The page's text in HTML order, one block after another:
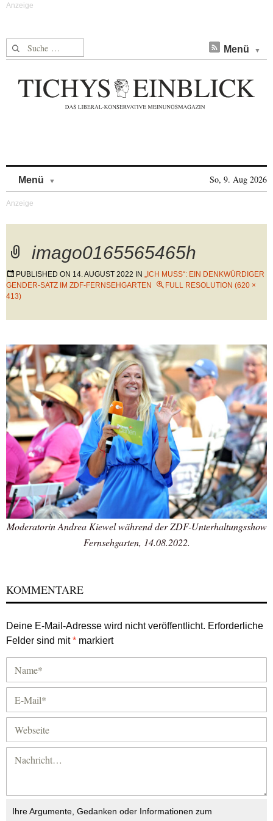
Suche nach: Menü
Menü So, 9. Aug 2026
imago0165565465h
PUBLISHED ON 14. AUGUST 2022 IN „ICH MUSS“: EIN DENKWÜRDIGER
GENDER-SATZ IM ZDF-FERNSEHGARTEN
FULL RESOLUTION (620 ×
413)
Moderatorin Andrea Kiewel während der ZDF-Unterhaltungsshow
Fernsehgarten, 14.08.2022.
KOMMENTARE
Deine E-Mail-Adresse wird nicht veröffentlicht. Erforderliche
Felder sind mit* markiert
Ihre Argumente, Gedanken oder Informationen zum